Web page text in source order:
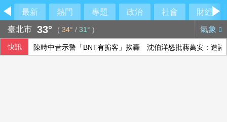
最新 熱門 專題 政治 社會
財經
臺北市 33° ( 34° / 31° ) 氣象
快訊 陳時中昔示警「BNT有掮客」挨轟 沈伯洋怒批蔣萬安：造謠